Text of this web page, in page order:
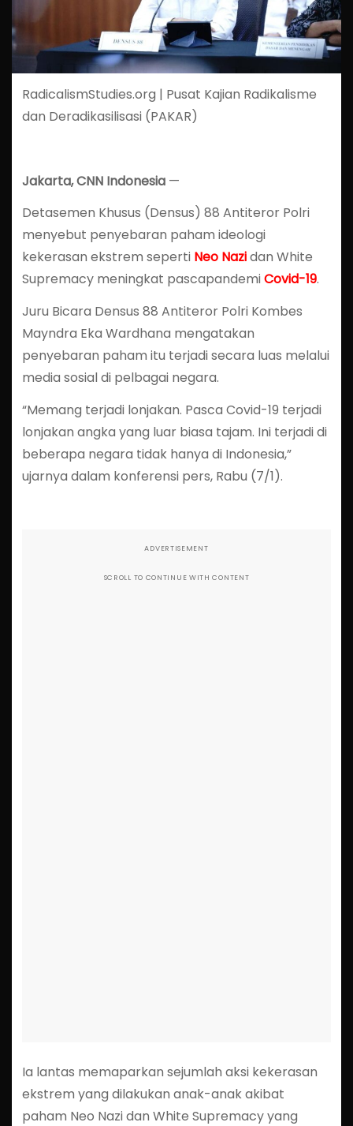
RadicalismStudies.org | Pusat Kajian Radikalisme
dan Deradikasilisasi (PAKAR)
Jakarta, CNN Indonesia—
Detasemen Khusus (Densus) 88 Antiteror Polri
menyebut penyebaran paham ideologi
kekerasan ekstrem seperti Neo Nazidan White
Supremacy meningkat pascapandemiCovid-19.
Juru Bicara Densus 88 Antiteror Polri Kombes
Mayndra Eka Wardhana mengatakan
penyebaran paham itu terjadi secara luas melalui
media sosial di pelbagai negara.
“Memang terjadi lonjakan. Pasca Covid-19 terjadi
lonjakan angka yang luar biasa tajam. Ini terjadi di
beberapa negara tidak hanya di Indonesia,”
ujarnya dalam konferensi pers, Rabu (7/1).
ADVERTISEMENT
SCROLL TO CONTINUE WITH CONTENT
Ia lantas memaparkan sejumlah aksi kekerasan
ekstrem yang dilakukan anak-anak akibat
paham Neo Nazi dan White Supremacy yang